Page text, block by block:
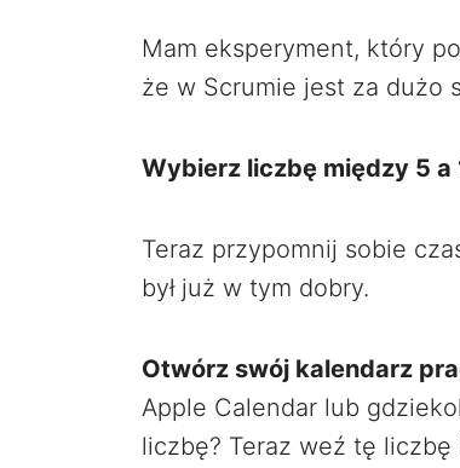
Mam eksperyment, który
że w Scrumie jest za dużo
Wybierz liczbę między 5 a
Teraz przypomnij sobie
był już w tym dobry.
Otwórz swój kalendarz
Apple Calendar lub
liczbę? Teraz weź tę